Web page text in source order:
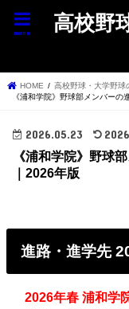
高校野
menu
HOME
高校野球・大学野球
《浦和学院》野球部メンバー
2026.05.23
《浦和学院》野球
｜2026年版
進路・進学先
・2026年春 浦和学